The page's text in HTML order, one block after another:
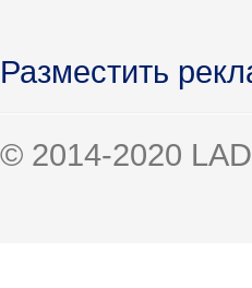
Разместить
© 2014-2020